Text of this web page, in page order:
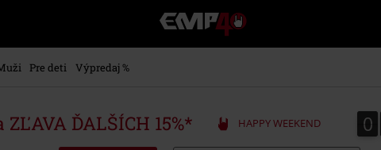
EMP
-
Hudba,
Merch
Pre deti Výpredaj %
ĎALŠÍCH 15%* HAPPY WEEKEND 0
0